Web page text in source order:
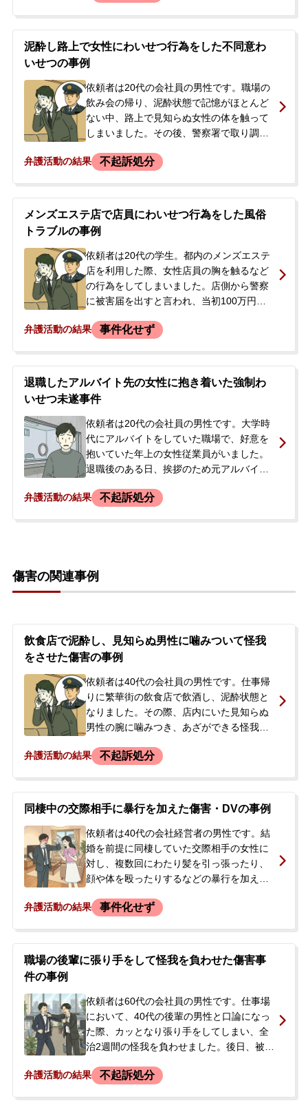
うとしましたが未遂に終わったとして、わ
いせつ略取、強姦未遂、監禁の容疑で逮捕
されました。逮捕の知らせを受けた妻が、
今後の流れが分からず不安に思い、当事務
所に相談。逮捕翌日に正式に依頼となりま
した。
泥酔し路上で女性にわいせつ行為をした不同意わ
いせつの事例
依頼者は20代の会社員の男性です。職場の
飲み会の帰り、泥酔状態で記憶がほとんど
ない中、路上で見知らぬ女性の体を触って
しまいました。その後、警察署で取り調べ
と記載されていました。逮捕はされず、母
出しを受ける予定でした。このままでは起
訴され前科がつく可能性が高いことから、
依頼者は「前科をつけたくない」「示談で
お金で済むのであればそうしたい」と強く
希望され、当事務所にご相談に来られまし
た。弁護士から、示談をしないと公判請求
の可能性が高いと説明し、即日依頼となり
弁護活動の結果 不起訴処分
メンズエステ店で店員にわいせつ行為をした風俗
トラブルの事例
依頼者は20代の学生。都内のメンズエステ
店を利用した際、女性店員の胸を触るなど
の行為をしてしまいました。店側から警察
に被害届を出すと言われ、当初100万円を
うことで話がまとまりました。しかし、そ
安に感じました。資格取得のための重要な
試験を直前に控えており、刑事事件化は何
としても避けたいという状況で、当事務所
に相談に来られました。
弁護活動の結果 事件化せず
退職したアルバイト先の女性に抱き着いた強制わ
いせつ未遂事件
依頼者は20代の会社員の男性です。大学時
代にアルバイトをしていた職場で、好意を
抱いていた年上の女性従業員がいました。
退職後のある日、挨拶のため元アルバイト
ち、勤務先の敷地内で後ろから抱き着きま
の連絡を受けたご両親が、今後の見通しや
示談交渉について不安を感じ、当事務所へ
弁護活動の結果 不起訴処分
傷害の関連事例
飲食店で泥酔し、見知らぬ男性に噛みついて怪我
をさせた傷害の事例
依頼者は40代の会社員の男性です。仕事帰
りに繁華街の飲食店で飲酒し、泥酔状態と
なりました。その際、店内にいた見知らぬ
男性の腕に噛みつき、あざができる怪我を
り警察官が駆けつけ、依頼者は警察署へ任
宅しました。警察からは後日改めて連絡す
る旨を告げられ、今後の手続きや刑事処分
に大きな不安を感じ、当事務所へ相談に来
られました。
弁護活動の結果 不起訴処分
同棲中の交際相手に暴行を加えた傷害・DVの事例
依頼者は40代の会社経営者の男性です。結
婚を前提に同棲していた交際相手の女性に
対し、複数回にわたり髪を引っ張ったり、
顔や体を殴ったりするなどの暴行を加え、
授受（後に返金済み）、承諾のない撮影、
とで問題が発覚し、依頼者は被害者の実家
で家族に謝罪。その後、被害者側から訴え
し、穏便に解決したいとの思いから、警察
が介入する前に当事務所へ相談されまし
た。
弁護活動の結果 事件化せず
職場の後輩に張り手をして怪我を負わせた傷害事
件の事例
依頼者は60代の会社員の男性です。仕事場
において、40代の後輩の男性と口論になっ
た際、カッとなり張り手をしてしまい、全
治2週間の怪我を負わせました。後日、被害
現場検証が行われる予定であることを知ら
弁護活動の結果 不起訴処分